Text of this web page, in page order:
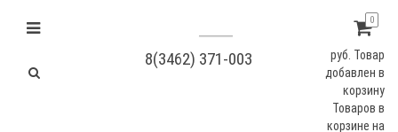
8(3462) 371-003
0
руб. Товар
добавлен в
корзину
Товаров в
корзине на